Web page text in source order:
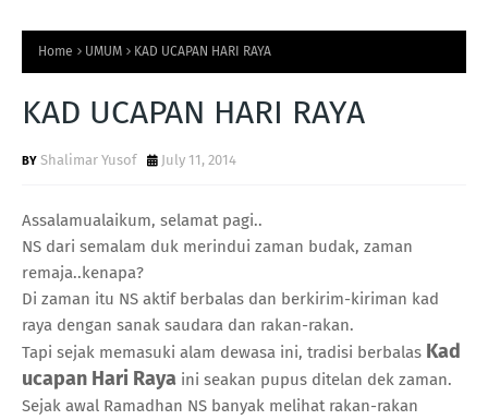
O
S
S
Home UMUM KAD UCAPAN HARI RAYA
KAD UCAPAN HARI RAYA
Shalimar Yusof July 11, 2014
Assalamualaikum, selamat pagi..
NS dari semalam duk merindui zaman budak, zaman
remaja..kenapa?
Di zaman itu NS aktif berbalas dan berkirim-kiriman kad
raya dengan sanak saudara dan rakan-rakan.
Tapi sejak memasuki alam dewasa ini, tradisi berbalas Kad
ucapan Hari Raya ini seakan pupus ditelan dek zaman.
Sejak awal Ramadhan NS banyak melihat rakan-rakan